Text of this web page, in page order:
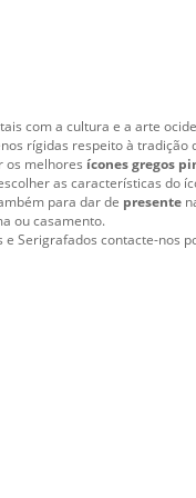
com a cultura e a arte
rígidas respeito à tradição
os melhores ícones gregos
as características do
para dar de presente
ou casamento.
Serigrafados contacte-nos